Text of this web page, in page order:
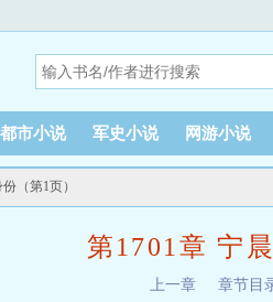
都市小说 军史小说 网游小说
（第1页）
第1701章 宁
上一章 章节目